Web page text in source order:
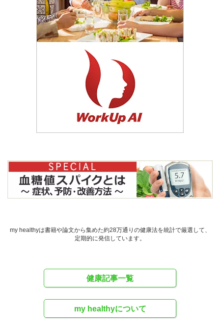
my healthyは書籍や論文から集めた約28万通りの健康法を統計で厳選して、
定期的に発信しています。
健康記事一覧
my healthyについて